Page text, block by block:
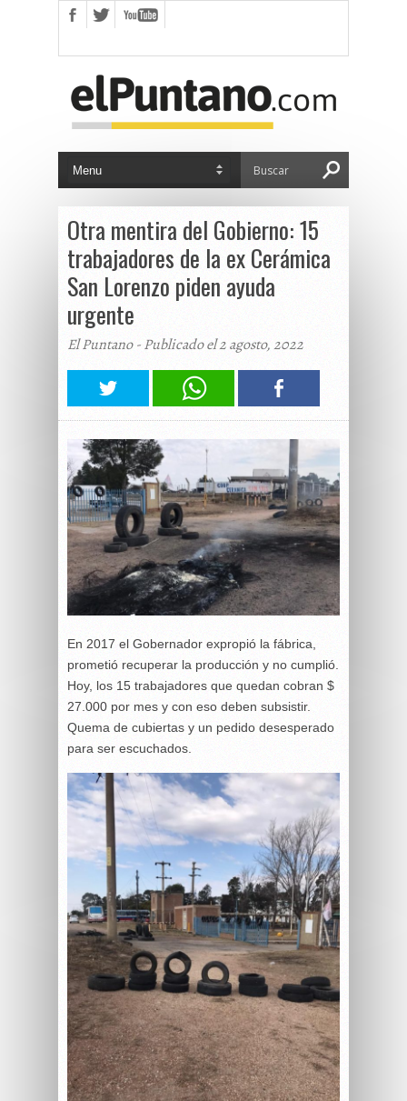
Otra mentira del Gobierno: 15
trabajadores de la ex Cerámica
San Lorenzo piden ayuda
urgente
El Puntano - Publicado el 2 agosto, 2022
En 2017 el Gobernador expropió la fábrica,
prometió recuperar la producción y no cumplió.
Hoy, los 15 trabajadores que quedan cobran $
27.000 por mes y con eso deben subsistir.
Quema de cubiertas y un pedido desesperado
para ser escuchados.